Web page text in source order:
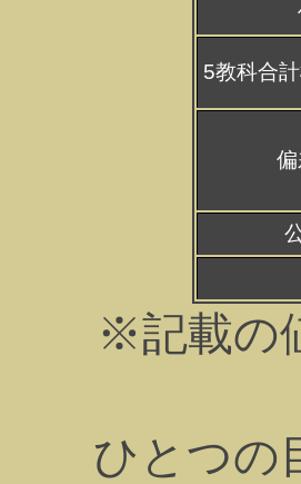
5教科合
※記載の
ひとつの